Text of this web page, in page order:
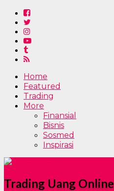
Home
Featured
Trading
More
Finansial
Bisnis
Sosmed
Inspirasi
Trading Uang Online